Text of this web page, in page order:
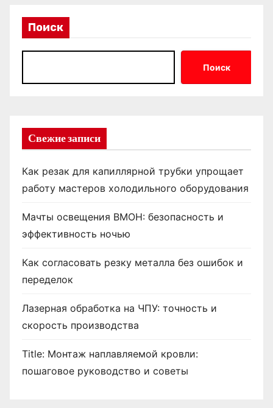
Поиск
Поиск
Свежие записи
Как резак для капиллярной трубки упрощает
работу мастеров холодильного оборудования
Мачты освещения ВМОН: безопасность и
эффективность ночью
Как согласовать резку металла без ошибок и
переделок
Лазерная обработка на ЧПУ: точность и
скорость производства
Title: Монтаж наплавляемой кровли:
пошаговое руководство и советы